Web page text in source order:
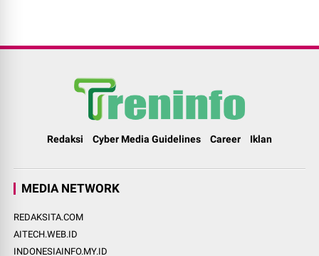
Redaksi Cyber Media Guidelines Career Iklan
MEDIA NETWORK
REDAKSITA.COM
AITECH.WEB.ID
INDONESIAINFO.MY.ID